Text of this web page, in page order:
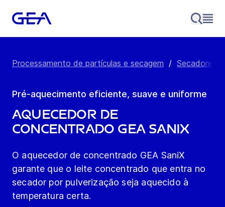
Processamento de partículas e secagem / Secadores
Pré-aquecimento eficiente, suave e uniforme
Aquecedor de
concentrado GEA SaniX
O aquecedor de concentrado GEA SaniX
garante que o leite concentrado que entra no
secador por pulverização seja aquecido à
temperatura certa.